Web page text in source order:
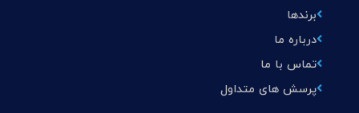
برندها
درباره ما
تماس با ما
پرسش های متداول